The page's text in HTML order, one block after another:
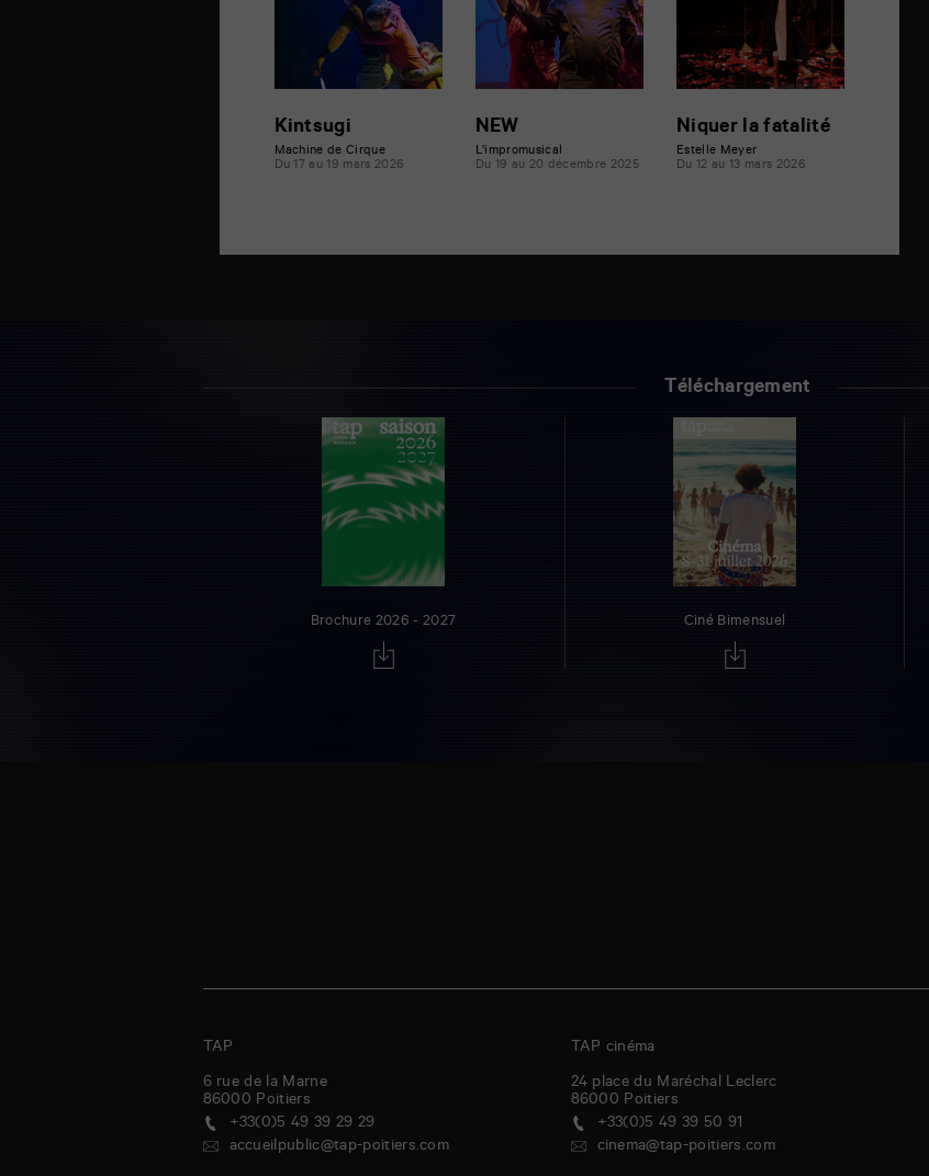
Kintsugi
Machine de Cirque
Du 17 au 19 mars 2026
NEW
L’impromusical
Du 19 au 20 décembre 2025
Niquer la fatalité
Estelle Meyer
Du 12 au 13 mars 2026
Téléchargement
Brochure 2026 - 2027 Ciné Bimensuel
TAP
6 rue de la Marne
86000 Poitiers
+33(0)5 49 39 29 29
accueilpublic@tap-poitiers.com
TAP cinéma
24 place du Maréchal Leclerc
86000 Poitiers
+33(0)5 49 39 50 91
cinema@tap-poitiers.com